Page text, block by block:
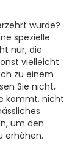
wurde?
spezielle
nur, die
vielleicht
zu einem
Sie nicht,
kommt, nicht
um den
erhöhen.